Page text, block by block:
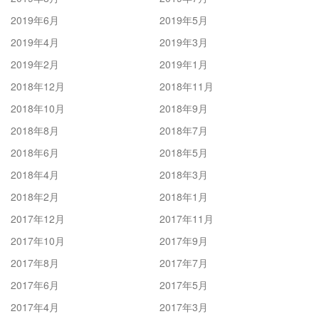
2019年6月
2019年5月
2019年4月
2019年3月
2019年2月
2019年1月
2018年12月
2018年11月
2018年10月
2018年9月
2018年8月
2018年7月
2018年6月
2018年5月
2018年4月
2018年3月
2018年2月
2018年1月
2017年12月
2017年11月
2017年10月
2017年9月
2017年8月
2017年7月
2017年6月
2017年5月
2017年4月
2017年3月